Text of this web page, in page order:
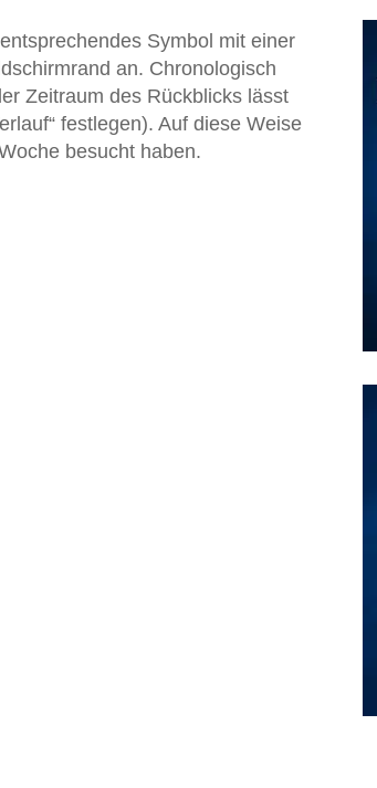
Symbol mit einer
an. Chronologisch
Zeitraum des Rückblicks lässt
festlegen). Auf diese Weise
besucht haben.